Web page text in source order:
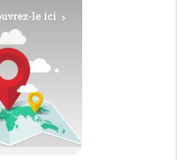
le ici